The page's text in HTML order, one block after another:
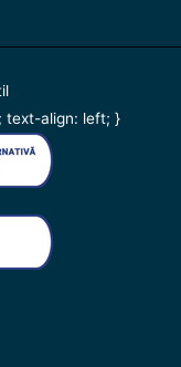
text-align: left; }